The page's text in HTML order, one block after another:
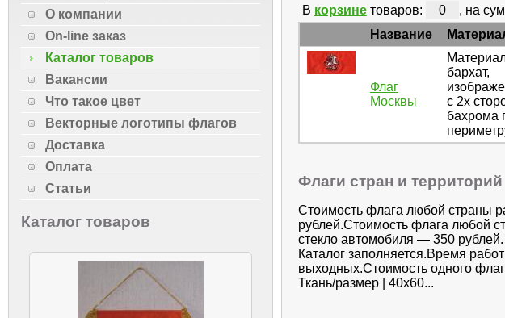
В корзинетоваров: 0 , на
Название
Флаг
Москвы
бархат,
с 2х
бахрома
Флаги стран и территорий
Стоимость флага любой страны
рублей.Стоимость флага любой
стекло автомобиля — 350
Каталог заполняется.Время
выходных.Стоимость одного
Ткань/размер | 40х60...
О компании
On-line заказ
Каталог товаров
Вакансии
Что такое цвет
Векторные логотипы флагов
Доставка
Оплата
Статьи
Каталог товаров